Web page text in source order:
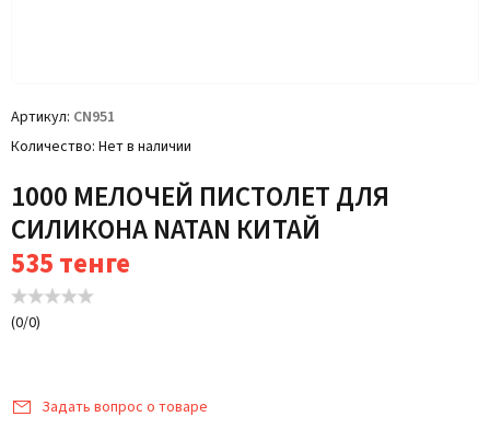
Артикул CN951
Количество Нет в наличии
1000 МЕЛОЧЕЙ ПИСТОЛЕТ ДЛЯ
СИЛИКОНА NATAN КИТАЙ
535тенге
(0/0)
Задать вопрос о товаре